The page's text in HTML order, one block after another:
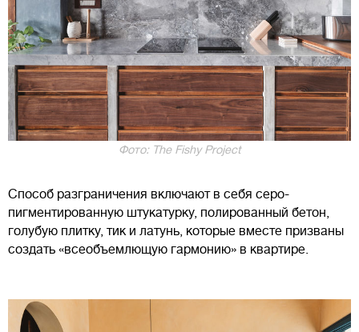
Фото: The Fishy Project
Способ разграничения включают в себя серо-
пигментированную штукатурку, полированный бетон,
голубую плитку, тик и латунь, которые вместе призваны
создать «всеобъемлющую гармонию» в квартире.